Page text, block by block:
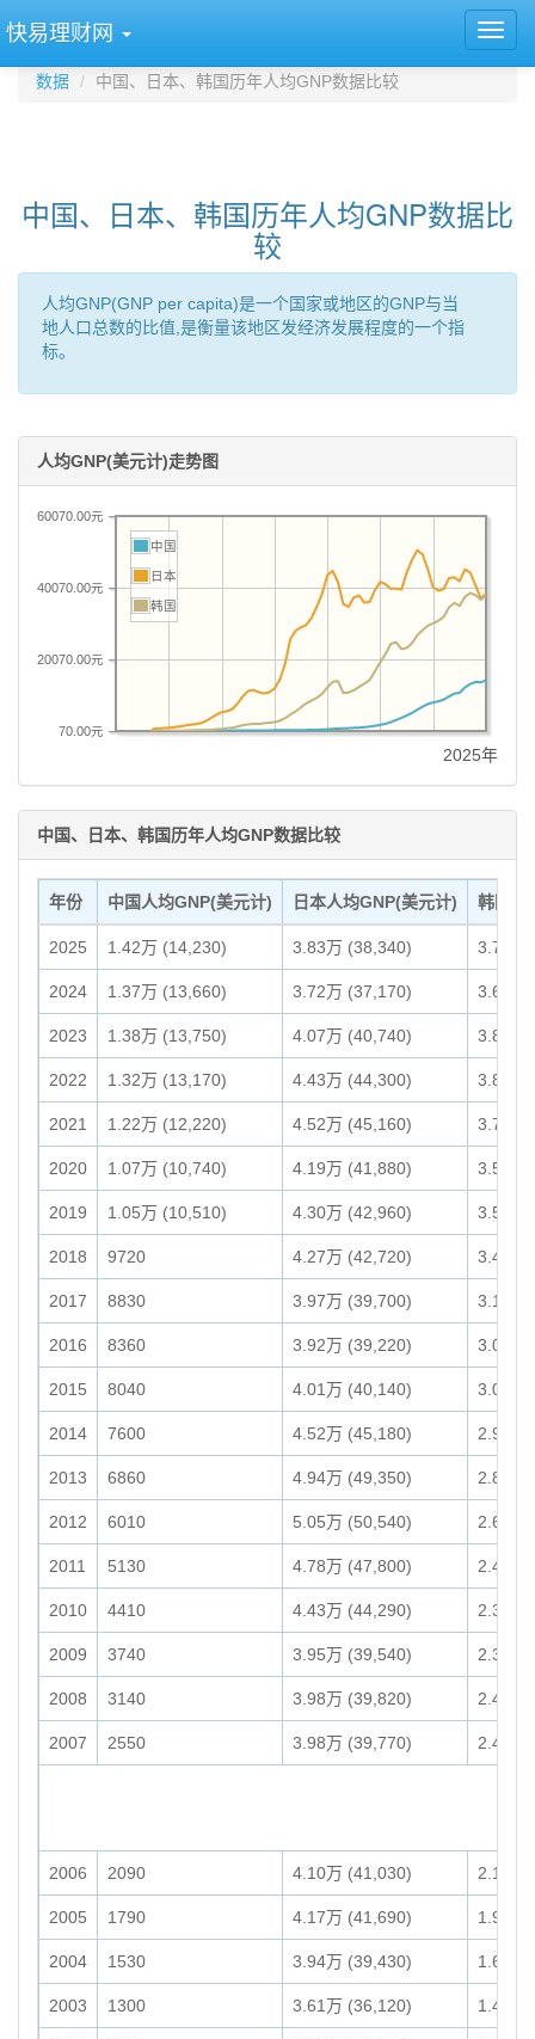
快易理财网
数据 中国、日本、韩国历年人均GNP数据比较
中国、日本、韩国历年人均GNP数据比
较
人均GNP(GNP per capita)是一个国家或地区的GNP与当
地人口总数的比值,是衡量该地区发经济发展程度的一个指
标。
人均GNP(美元计)走势图
70.00元
20070.00元
40070.00元
60070.00元
中国
日本
韩国
2025年
中国、日本、韩国历年人均GNP数据比较
年份 中国人均GNP(美元计) 日本人均GNP(美元计) 韩国人
2025 1.42万 (14,230) 3.83万 (38,340) 3.79万
2024 1.37万 (13,660) 3.72万 (37,170) 3.68万
2023 1.38万 (13,750) 4.07万 (40,740) 3.80万
2022 1.32万 (13,170) 4.43万 (44,300) 3.86万
2021 1.22万 (12,220) 4.52万 (45,160) 3.74万
2020 1.07万 (10,740) 4.19万 (41,880) 3.50万
2019 1.05万 (10,510) 4.30万 (42,960) 3.58万
2018 9720 4.27万 (42,720) 3.46万
2017 8830 3.97万 (39,700) 3.19万
2016 8360 3.92万 (39,220) 3.08万
2015 8040 4.01万 (40,140) 3.01万
2014 7600 4.52万 (45,180) 2.95万
2013 6860 4.94万 (49,350) 2.82万
2012 6010 5.05万 (50,540) 2.68万
2011 5130 4.78万 (47,800) 2.46万
2010 4410 4.43万 (44,290) 2.32万
2009 3740 3.95万 (39,540) 2.30万
2008 3140 3.98万 (39,820) 2.48万
2007 2550 3.98万 (39,770) 2.44万
2006 2090 4.10万 (41,030) 2.16万
2005 1790 4.17万 (41,690) 1.92万
2004 1530 3.94万 (39,430) 1.68万
2003 1300 3.61万 (36,120) 1.43万